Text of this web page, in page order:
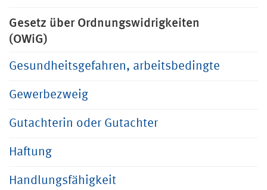
Gesetz über Ordnungswidrigkeiten
(OWiG)
Gesundheitsgefahren, arbeitsbedingte
Gewerbezweig
Gutachterin oder Gutachter
Haftung
Handlungsfähigkeit